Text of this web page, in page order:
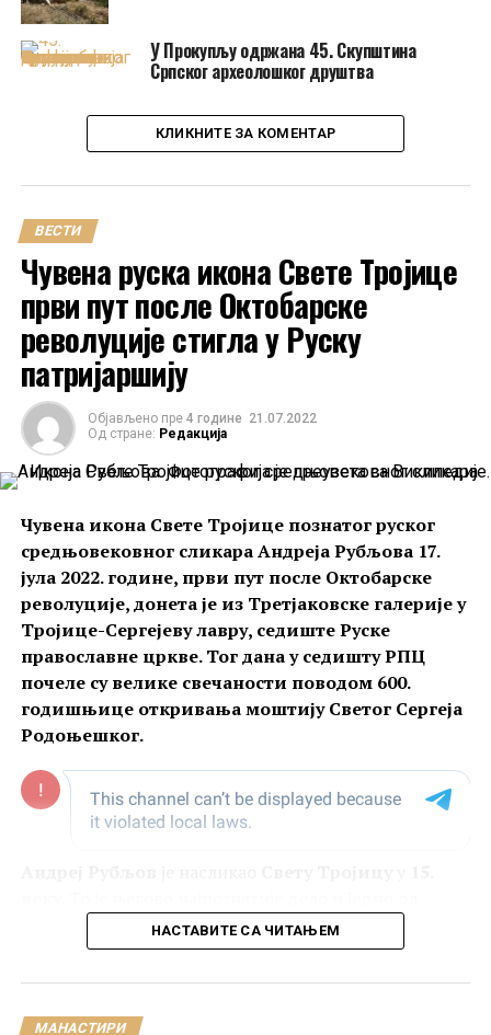
У Прокупљу одржана 45. Скупштина
Српског археолошког друштва
КЛИКНИТЕ ЗА КОМЕНТАР
ВЕСТИ
Чувена руска икона Свете Тројице
први пут после Октобарске
револуције стигла у Руску
патријаршију
Објављено пре 4 године 21.07.2022
Од стране: Редакција
Чувена икона Свете Тројице познатог руског
средњовековног сликара Андреја Рубљова 17.
јула 2022. године, први пут после Октобарске
револуције, донета је из Третјаковске галерије у
Тројице-Сергејеву лавру, седиште Руске
православне цркве. Тог дана у седишту РПЦ
почеле су велике свечаности поводом 600.
годишњице откривања моштију Светог Сергеја
Родоњешког.
његова два сачувана дела. Друго његово сачувано
дело суфреске у Успенском сабору у Владимиру
у Русији.
НАСТАВИТЕ СА ЧИТАЊЕМ
МАНАСТИРИ